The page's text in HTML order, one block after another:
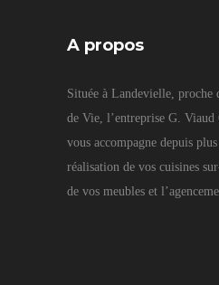
A propos
Située à Landevielle,
de Vie, l’entreprise G.
vous accompagne depuis
réalisation de vos cuisines
de vos meubles et